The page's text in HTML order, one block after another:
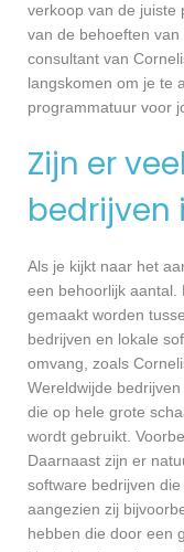
verkoop van de juiste
van de behoeften
consultant van
langskomen om je te
programmatuur voor
Zijn er
bedrijven
Als je kijkt naar het
een behoorlijk aantal.
gemaakt worden
bedrijven en lokale
omvang, zoals
Wereldwijde
die op hele grote
wordt gebruikt.
Daarnaast zijn er
software bedrijven
aangezien zij
hebben die door een